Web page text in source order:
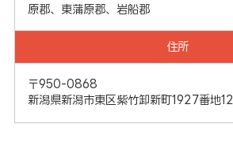
原郡、東蒲原郡、岩船郡
住所
〒950-0868
新潟県新潟市東区紫竹卸新町1927番地12